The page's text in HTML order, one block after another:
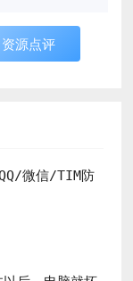
资源点评
微信/TIM防